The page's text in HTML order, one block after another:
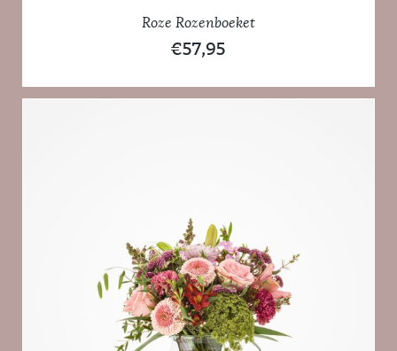
Roze Rozenboeket
€57,95